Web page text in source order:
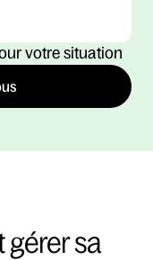
votre situation
gérer sa